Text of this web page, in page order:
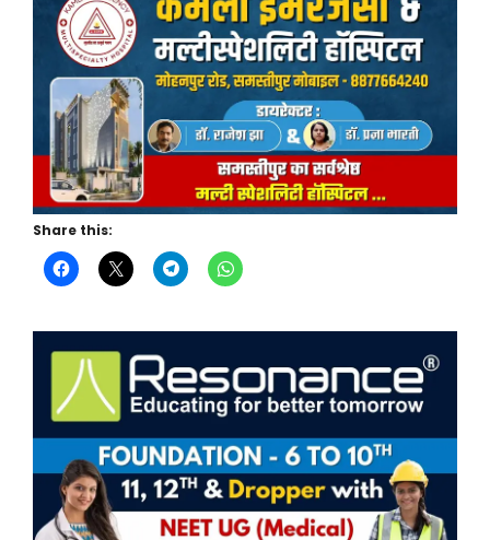
Share this: